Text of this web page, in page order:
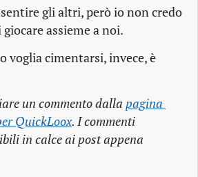
sentire gli altri, però io non credo
assieme a noi.
voglia cimentarsi, invece, è
un commento dalla pagina
QuickLoox. I commenti
in calce ai post appena